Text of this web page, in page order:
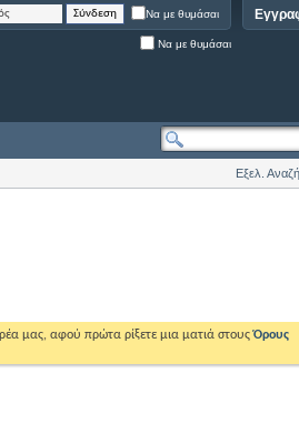
Να με θυμάσαι
Να με θυμάσαι
Εξελ.
μας, αφού πρώτα ρίξετε μια ματιά στουςΌρους